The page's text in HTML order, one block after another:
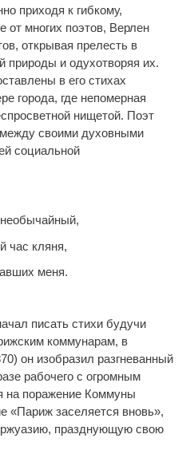
приходя к гибкому,
от многих поэтов, Верлен
открывая прелесть в
природы и одухотворяя их.
в его стихах
города, где непомерная
нищетой. Поэт
своими духовными
социальной
час кляня,
меня.
писать стихи будучи
коммунарам, в
он изобразил разгневанный
рабочего с огромным
на поражение Коммуны
«Париж заселяется вновь»,
празднующую свою